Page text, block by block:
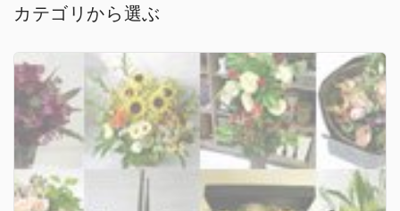
カテゴリから選ぶ